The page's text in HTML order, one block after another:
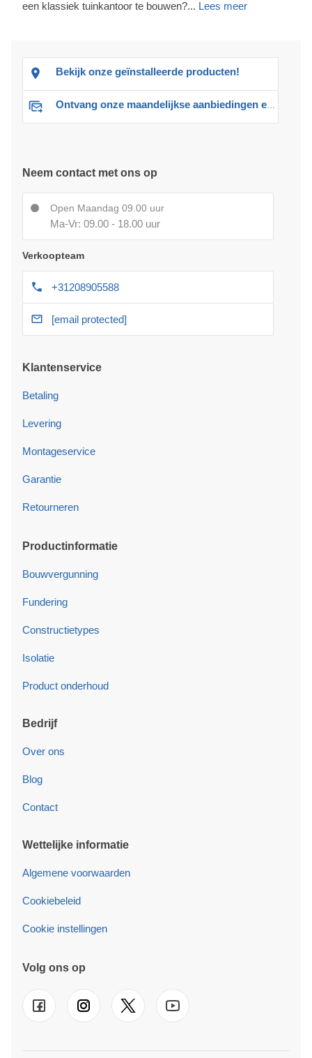
een klassiek tuinkantoor te bouwen?... Lees meer
Bekijk onze geïnstalleerde producten!
Ontvang onze maandelijkse aanbiedingen en advies
Neem contact met ons op
Open Maandag 09.00 uur
Ma-Vr: 09.00 - 18.00 uur
Verkoopteam
+31208905588
[email protected]
Klantenservice
Betaling
Levering
Montageservice
Garantie
Retourneren
Productinformatie
Bouwvergunning
Fundering
Constructietypes
Isolatie
Product onderhoud
Bedrijf
Over ons
Blog
Contact
Wettelijke informatie
Algemene voorwaarden
Cookiebeleid
Cookie instellingen
Volg ons op